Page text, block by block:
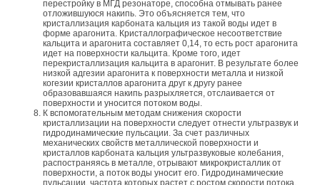
перестройку в МГД резонаторе, способна отмывать ранее
отложившуюся накипь. Это объясняется тем, что
кристаллизация карбоната кальция из такой воды идет в
форме арагонита. Кристаллографическое несоответствие
кальцита и арагонита составляет 0,14, то есть рост арагонита
идет на поверхности кальцита. Кроме того, идет
перекристаллизация кальцита в арагонит. В результате более
низкой адгезии арагонита к поверхности металла и низкой
когезии кристаллов арагонита друг к другу ранее
образовавшаяся накипь разрыхляется, отслаивается от
поверхности и уносится потоком воды.
К вспомогательным методам снижения скорости
кристаллизации на поверхности следует отнести ультразвук и
гидродинамические пульсации. За счет различных
механических свойств металлической поверхности и
кристаллов карбоната кальция ультразвуковые колебания,
распостраняясь в металле, отрывают микрокристаллик от
поверхности, а поток воды уносит его. Гидродинамические
пульсации, частота которых растет с ростом скорости потока,